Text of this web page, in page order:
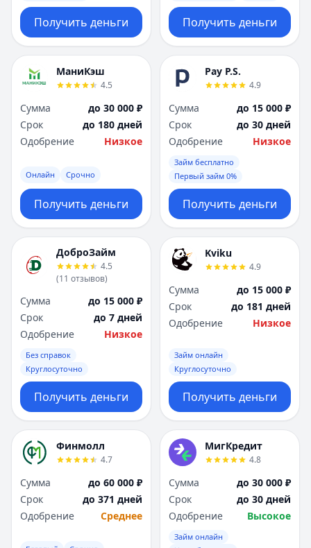
Получить деньги Получить деньги
МаниКэш
4.5
Сумма
до 30 000 ₽
Срок
до 180 дней
Одобрение
Низкое
Онлайн Срочно
Получить деньги
Pay P.S.
4.9
Сумма
до 15 000 ₽
Срок
до 30 дней
Одобрение
Низкое
Займ бесплатно
Первый займ 0%
Получить деньги
ДоброЗайм
4.5
(11 отзывов)
Сумма
до 15 000 ₽
Срок
до 7 дней
Одобрение
Низкое
Без справок
Круглосуточно
Получить деньги
Kviku
4.9
Сумма
до 15 000 ₽
Срок
до 181 дней
Одобрение
Низкое
Займ онлайн
Круглосуточно
Получить деньги
Финмолл
4.7
Сумма
до 60 000 ₽
Срок
до 371 дней
Одобрение
Среднее
МигКредит
4.8
Сумма
до 30 000 ₽
Срок
до 30 дней
Одобрение
Высокое
Займ онлайн